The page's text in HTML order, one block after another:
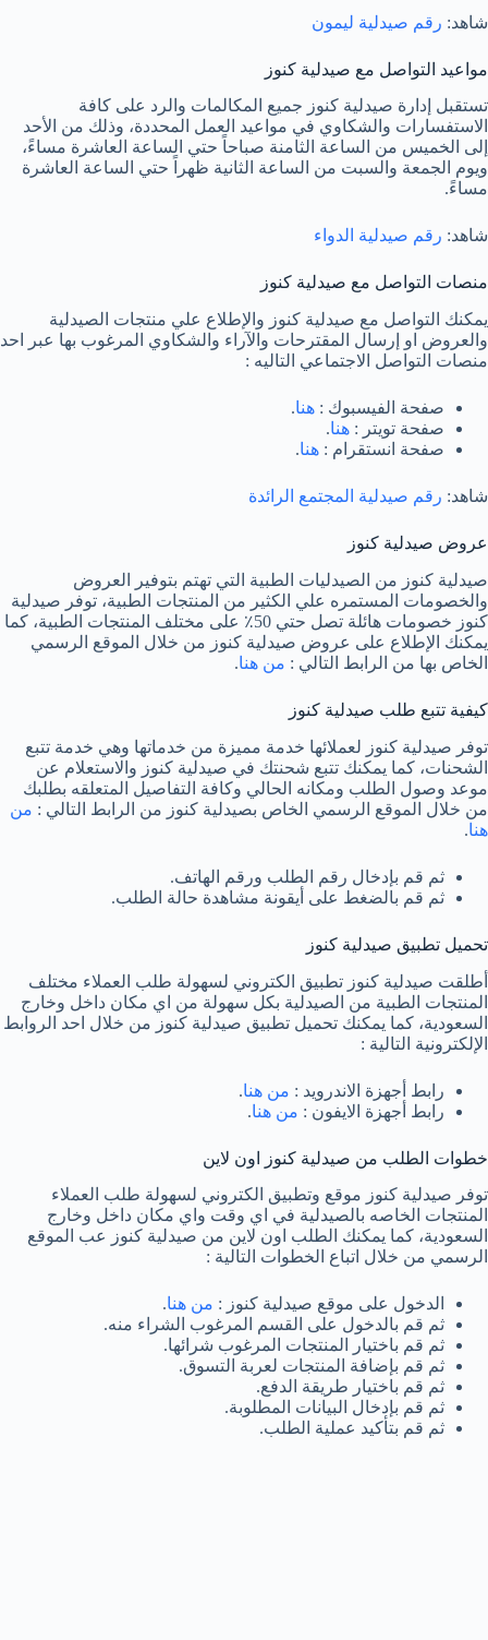
شاهد: رقم صيدلية ليمون
مواعيد التواصل مع صيدلية كنوز
تستقبل إدارة صيدلية كنوز جميع المكالمات والرد على كافة
الاستفسارات والشكاوي في مواعيد العمل المحددة، وذلك من الأحد
إلى الخميس من الساعة الثامنة صباحاً حتي الساعة العاشرة مساءً،
ويوم الجمعة والسبت من الساعة الثانية ظهراً حتي الساعة العاشرة
مساءً.
شاهد: رقم صيدلية الدواء
منصات التواصل مع صيدلية كنوز
يمكنك التواصل مع صيدلية كنوز والإطلاع علي منتجات الصيدلية
والعروض او إرسال المقترحات والآراء والشكاوي المرغوب بها عبر احد
منصات التواصل الاجتماعي التاليه :
صفحة الفيسبوك : هنا.
صفحة تويتر : هنا.
صفحة انستقرام : هنا.
شاهد: رقم صيدلية المجتمع الرائدة
عروض صيدلية كنوز
صيدلية كنوز من الصيدليات الطبية التي تهتم بتوفير العروض
والخصومات المستمره علي الكثير من المنتجات الطبية، توفر صيدلية
كنوز خصومات هائلة تصل حتي 50٪ على مختلف المنتجات الطبية، كما
يمكنك الإطلاع على عروض صيدلية كنوز من خلال الموقع الرسمي
الخاص بها من الرابط التالي : من هنا.
كيفية تتبع طلب صيدلية كنوز
توفر صيدلية كنوز لعملائها خدمة مميزة من خدماتها وهي خدمة تتبع
الشحنات، كما يمكنك تتبع شحنتك في صيدلية كنوز والاستعلام عن
موعد وصول الطلب ومكانه الحالي وكافة التفاصيل المتعلقه بطلبك
من خلال الموقع الرسمي الخاص بصيدلية كنوز من الرابط التالي : من
هنا.
ثم قم بإدخال رقم الطلب ورقم الهاتف.
ثم قم بالضغط على أيقونة مشاهدة حالة الطلب.
تحميل تطبيق صيدلية كنوز
أطلقت صيدلية كنوز تطبيق الكتروني لسهولة طلب العملاء مختلف
المنتجات الطبية من الصيدلية بكل سهولة من اي مكان داخل وخارج
السعودية، كما يمكنك تحميل تطبيق صيدلية كنوز من خلال احد الروابط
الإلكترونية التالية :
رابط أجهزة الاندرويد : من هنا.
رابط أجهزة الايفون : من هنا.
خطوات الطلب من صيدلية كنوز اون لاين
توفر صيدلية كنوز موقع وتطبيق الكتروني لسهولة طلب العملاء
المنتجات الخاصه بالصيدلية في اي وقت واي مكان داخل وخارج
السعودية، كما يمكنك الطلب اون لاين من صيدلية كنوز عب الموقع
الرسمي من خلال اتباع الخطوات التالية :
الدخول على موقع صيدلية كنوز : من هنا.
ثم قم بالدخول على القسم المرغوب الشراء منه.
ثم قم باختيار المنتجات المرغوب شرائها.
ثم قم بإضافة المنتجات لعربة التسوق.
ثم قم باختيار طريقة الدفع.
ثم قم بإدخال البيانات المطلوبة.
ثم قم بتأكيد عملية الطلب.